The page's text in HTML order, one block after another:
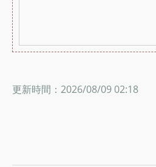
更新時間：2026/08/09 02:18